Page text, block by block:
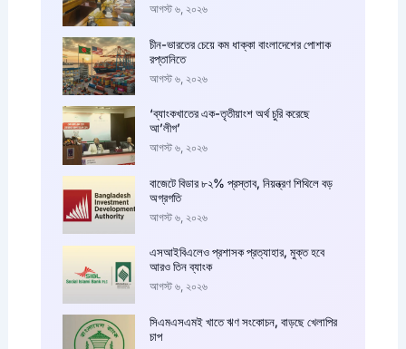
আগস্ট ৬, ২০২৬
চীন-ভারতের চেয়ে কম ধাক্কা বাংলাদেশের পোশাক
রপ্তানিতে
আগস্ট ৬, ২০২৬
‘ব্যাংকখাতের এক-তৃতীয়াংশ অর্থ চুরি করেছে
আ’লীগ’
আগস্ট ৬, ২০২৬
বাজেটে বিডার ৮২% প্রস্তাব, নিয়ন্ত্রণ শিথিলে বড়
অগ্রগতি
আগস্ট ৬, ২০২৬
এসআইবিএলেও প্রশাসক প্রত্যাহার, মুক্ত হবে
আরও তিন ব্যাংক
আগস্ট ৬, ২০২৬
সিএমএসএমই খাতে ঋণ সংকোচন, বাড়ছে খেলাপির
চাপ